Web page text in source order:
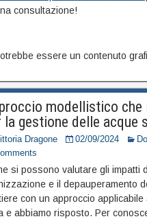
consultazione!
modellistico
la gestione delle acque
Dragone 02/09/2024
si possono valutare gli impatti
e il depauperamento
con un approccio
e abbiamo risposto. Per